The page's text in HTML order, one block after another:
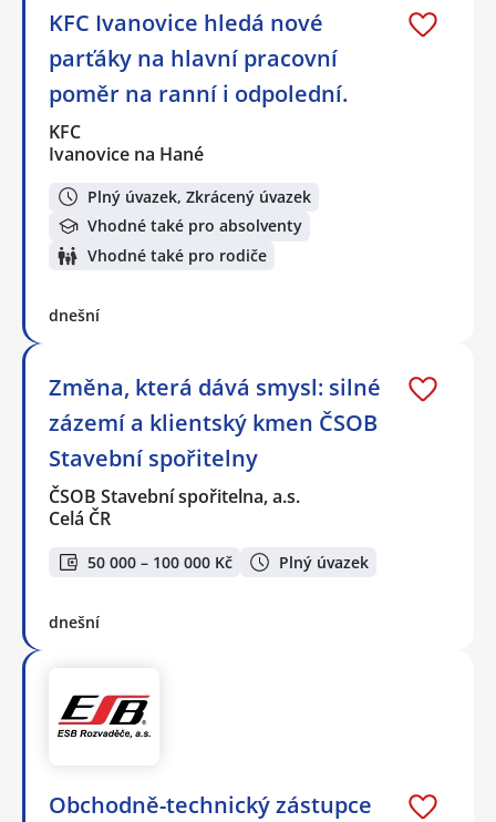
KFC Ivanovice hledá nové
parťáky na hlavní pracovní
poměr na ranní i odpolední.
KFC
Ivanovice na Hané
Plný úvazek, Zkrácený úvazek
Vhodné také pro absolventy
Vhodné také pro rodiče
dnešní
Změna, která dává smysl: silné
zázemí a klientský kmen ČSOB
Stavební spořitelny
ČSOB Stavební spořitelna, a.s.
Celá ČR
50 000 – 100 000 Kč Plný úvazek
dnešní
Obchodně-technický zástupce